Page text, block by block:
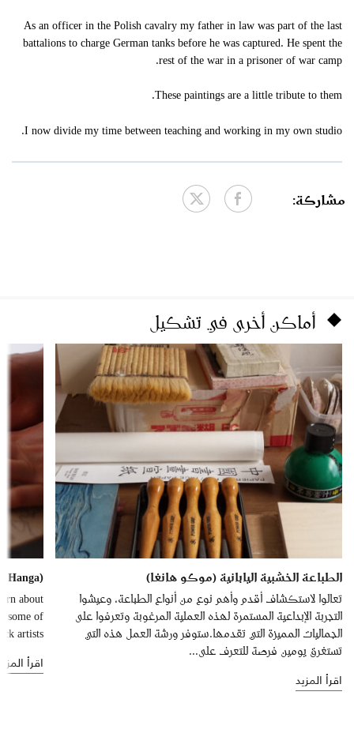
As an officer in the Polish cavalry my father in law was part of the last
battalions to charge German tanks before he was captured. He spent the
rest of the war in a prisoner of war camp.
These paintings are a little tribute to them.
I now divide my time between teaching and working in my own studio.
مشاركة:
أماكن أخرى في تشكيل
الطباعة الخشبية اليابانية (موكو هانغا)
تعالوا لاستكشاف أقدم وأهم نوع من أنواع الطباعة، وعيشوا
التجربة الإبداعية المستمرة لهذه العملية المرغوبة وتعرفوا على
الجماليات المميزة التي تقدمها.ستوفر ورشة العمل هذه التي
تستغرق يومين فرصة للتعرف على...
اقرأ المزيد
Hanga)
about
some of
artists.
اقرأ